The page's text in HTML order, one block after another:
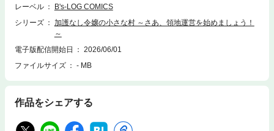
レーベル
B's-LOG COMICS
シリーズ
加護なし令嬢の小さな村 ～さあ、領地運営を始めましょう！
～
電子版配信開始日
2026/06/01
ファイルサイズ
- MB
作品をシェアする